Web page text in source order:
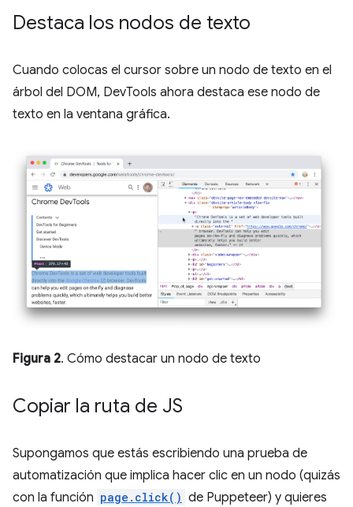
Destaca los nodos de texto
Cuando colocas el cursor sobre un nodo de texto en el
árbol del DOM, DevTools ahora destaca ese nodo de
texto en la ventana gráfica.
Figura 2. Cómo destacar un nodo de texto
Copiar la ruta de JS
Supongamos que estás escribiendo una prueba de
automatización que implica hacer clic en un nodo (quizás
con la función page.click() de Puppeteer) y quieres